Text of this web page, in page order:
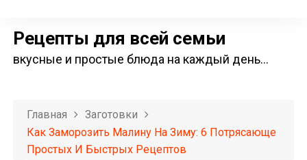
Рецепты для всей семьи
вкусные и простые блюда на каждый день…
Главная
Заготовки
Как Заморозить Малину На Зиму: 6 Потрясающе
Простых И Быстрых Рецептов